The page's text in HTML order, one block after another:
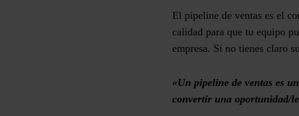
El pipeline de ventas es el
calidad para que tu equipo
empresa. Si no tienes claro
«Un pipeline de ventas es
convertir una oportunidad/